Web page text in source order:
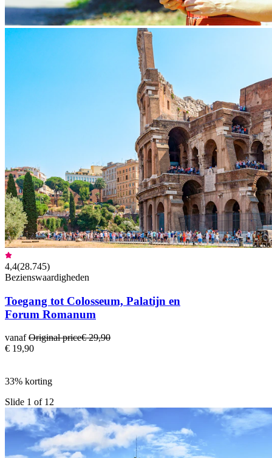
4,4(28.745)
Bezienswaardigheden
Toegang tot Colosseum, Palatijn en
Forum Romanum
vanafOriginal price€ 29,90
€ 19,90
33% korting
Slide 1 of 12